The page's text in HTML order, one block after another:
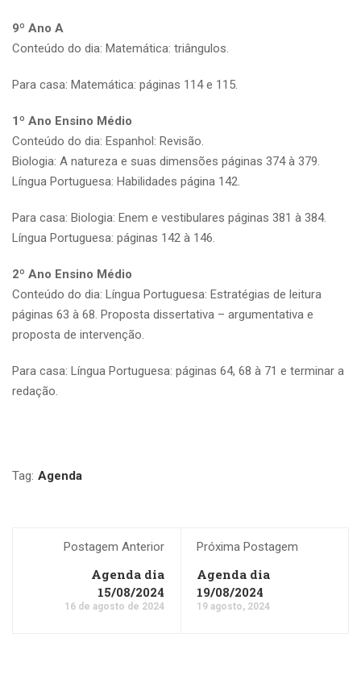
9º Ano A
Conteúdo do dia: Matemática: triângulos.
Para casa: Matemática: páginas 114 e 115.
1º Ano Ensino Médio
Conteúdo do dia: Espanhol: Revisão.
Biologia: A natureza e suas dimensões páginas 374 à 379.
Língua Portuguesa: Habilidades página 142.
Para casa: Biologia: Enem e vestibulares páginas 381 à 384.
Língua Portuguesa: páginas 142 à 146.
2º Ano Ensino Médio
Conteúdo do dia: Língua Portuguesa: Estratégias de leitura
páginas 63 à 68. Proposta dissertativa – argumentativa e
proposta de intervenção.
Para casa: Língua Portuguesa: páginas 64, 68 à 71 e terminar a
redação.
Tag: Agenda
Postagem Anterior
Agenda dia
15/08/2024
16 de agosto de 2024
Próxima Postagem
Agenda dia
19/08/2024
19 agosto, 2024